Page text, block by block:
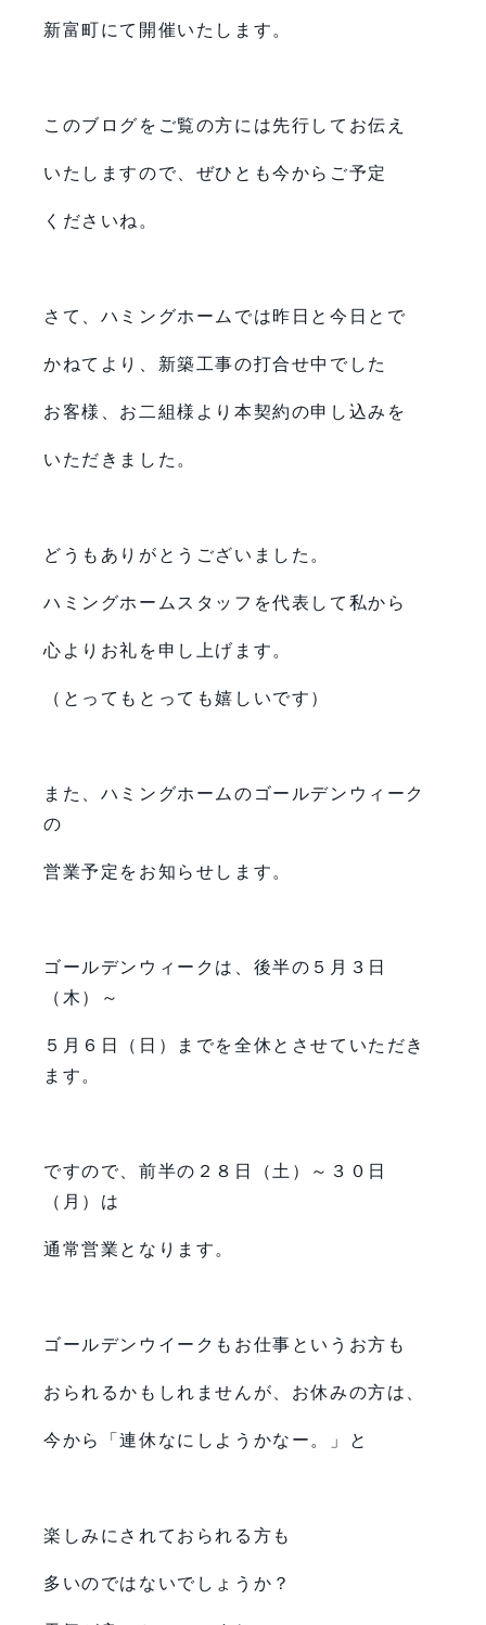
新富町にて開催いたします。
このブログをご覧の方には先行してお伝え
いたしますので、ぜひとも今からご予定
くださいね。
さて、ハミングホームでは昨日と今日とで
かねてより、新築工事の打合せ中でした
お客様、お二組様より本契約の申し込みを
いただきました。
どうもありがとうございました。
ハミングホームスタッフを代表して私から
心よりお礼を申し上げます。
（とってもとっても嬉しいです）
また、ハミングホームのゴールデンウィーク
の
営業予定をお知らせします。
ゴールデンウィークは、後半の５月３日
（木）～
５月６日（日）までを全休とさせていただき
ます。
ですので、前半の２８日（土）～３０日
（月）は
通常営業となります。
ゴールデンウイークもお仕事というお方も
おられるかもしれませんが、お休みの方は、
今から「連休なにしようかなー。」と
楽しみにされておられる方も
多いのではないでしょうか？